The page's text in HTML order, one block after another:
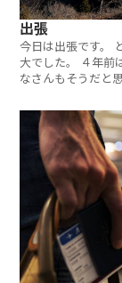
出張
今日は出張です。
大でした。 ４年前
なさんもそうだと